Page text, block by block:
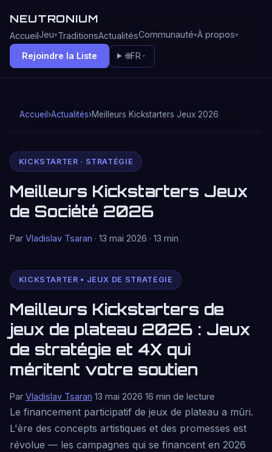
NEUTRONIUM
AccueilJeu TraditionsActualitésCommunauté À propos
Rejoindre la Liste 🌐FR
Accueil ›Actualités›Meilleurs Kickstarters Jeux 2026
KICKSTARTER · STRATÉGIE
Meilleurs Kickstarters Jeux
de Société 2026
Par Vladislav Tsaran · 13 mai 2026 · 13 min
KICKSTARTER • JEUX DE STRATÉGIE
Meilleurs Kickstarters de
jeux de plateau 2026 : Jeux
de stratégie et 4X qui
méritent votre soutien
Par Vladislav Tsaran 13 mai 2026 16 min de lecture
Le financement participatif de jeux de plateau a mûri.
L'ère des concepts artistiques et des promesses est
révolue — les campagnes qui se financent en 2026